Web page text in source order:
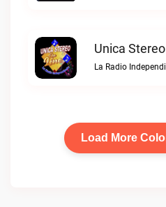
Unica
La Radio
Load More